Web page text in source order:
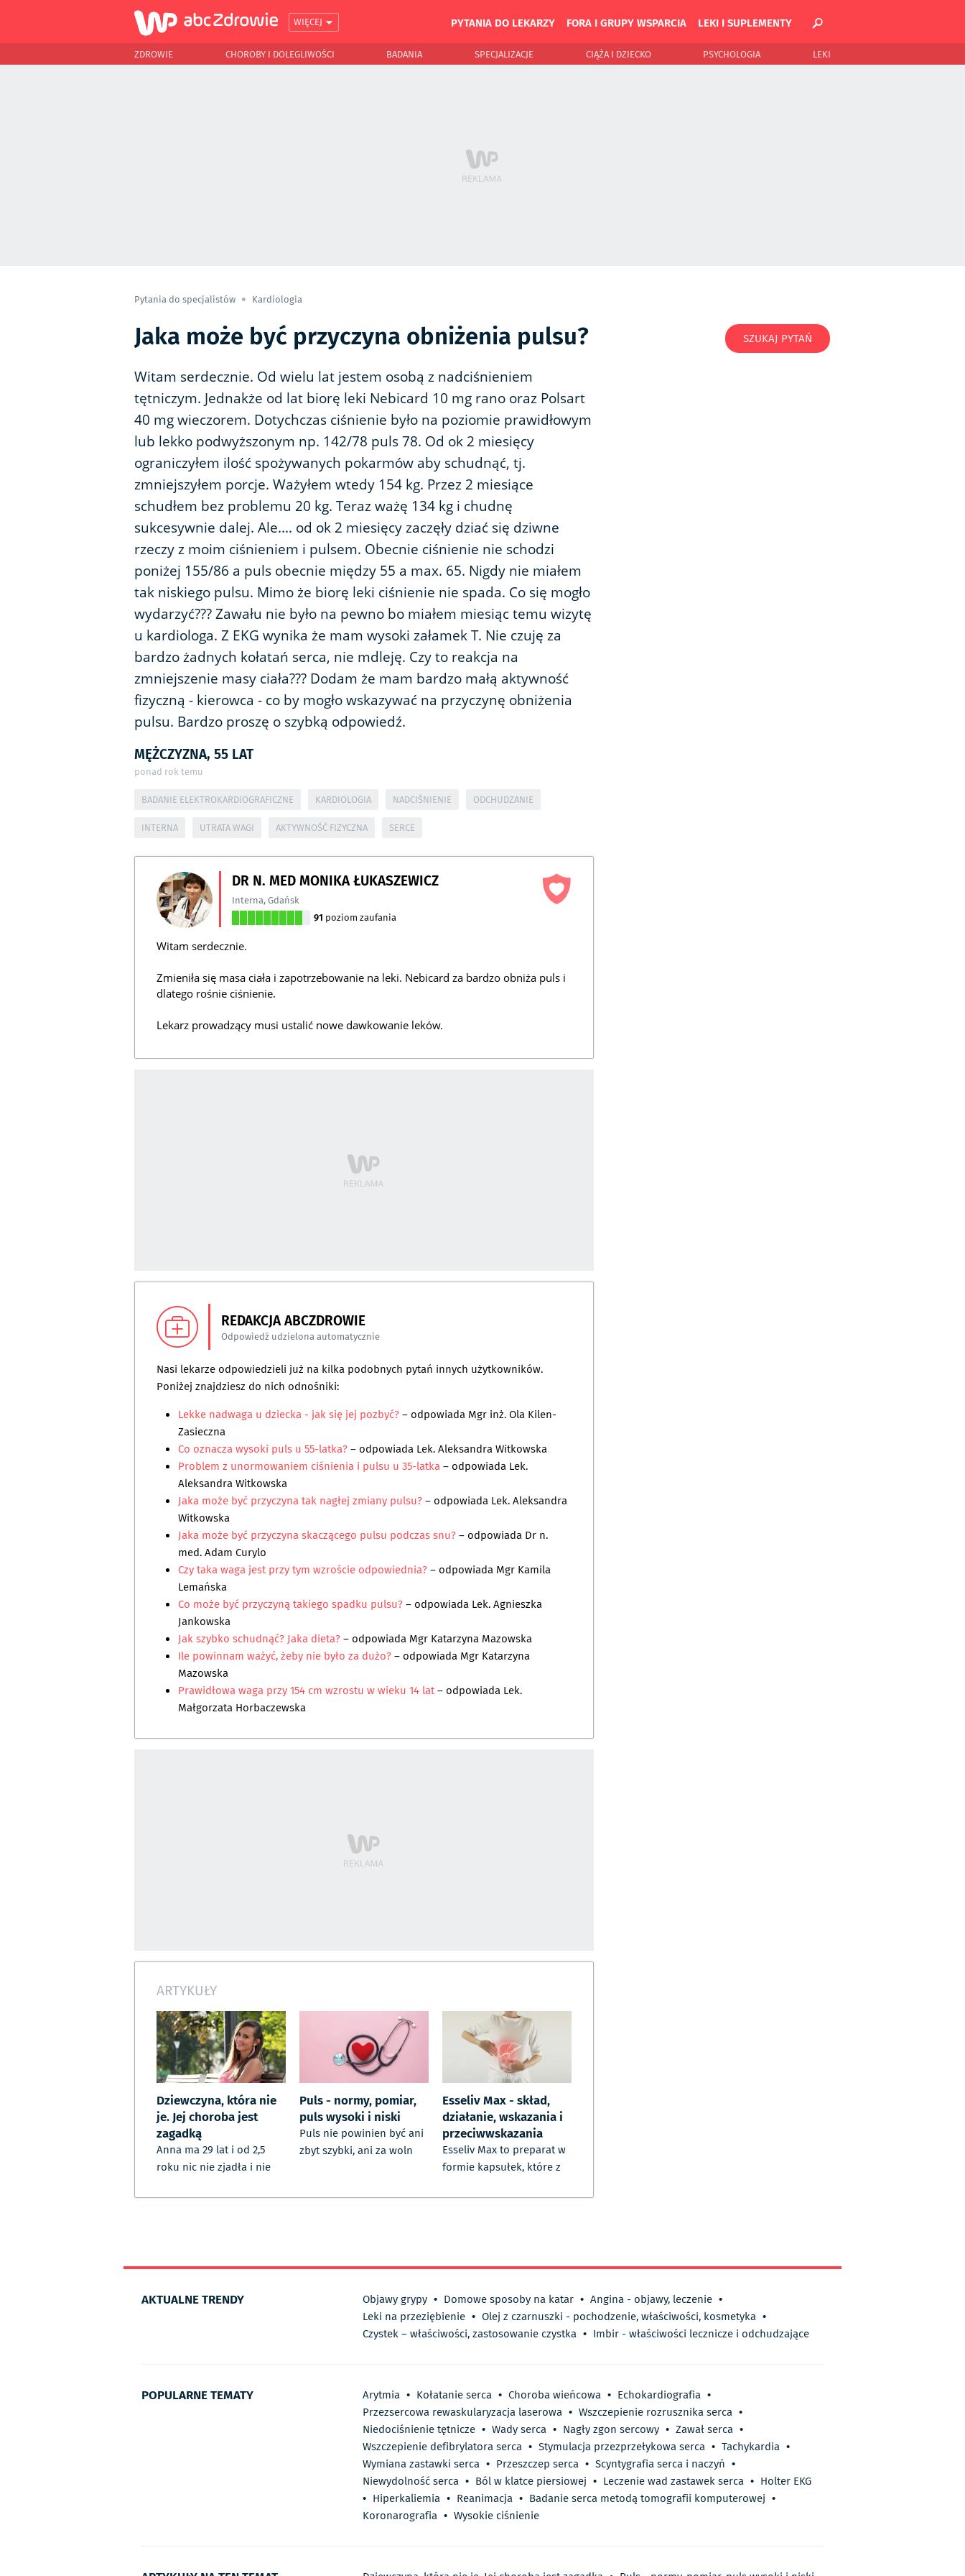
WIĘCEJ PYTANIA DO LEKARZY FORA I GRUPY WSPARCIA LEKI I SUPLEMENTY
ZDROWIE CHOROBY I DOLEGLIWOŚCI BADANIA SPECJALIZACJE CIĄŻA I DZIECKO PSYCHOLOGIA LEKI
Pytania do specjalistów Kardiologia
Jaka może być przyczyna obniżenia pulsu?
Witam serdecznie. Od wielu lat jestem osobą z nadciśnieniem
tętniczym. Jednakże od lat biorę leki Nebicard 10 mg rano oraz Polsart
40 mg wieczorem. Dotychczas ciśnienie było na poziomie prawidłowym
lub lekko podwyższonym np. 142/78 puls 78. Od ok 2 miesięcy
ograniczyłem ilość spożywanych pokarmów aby schudnąć, tj.
zmniejszyłem porcje. Ważyłem wtedy 154 kg. Przez 2 miesiące
schudłem bez problemu 20 kg. Teraz ważę 134 kg i chudnę
sukcesywnie dalej. Ale.... od ok 2 miesięcy zaczęły dziać się dziwne
rzeczy z moim ciśnieniem i pulsem. Obecnie ciśnienie nie schodzi
poniżej 155/86 a puls obecnie między 55 a max. 65. Nigdy nie miałem
tak niskiego pulsu. Mimo że biorę leki ciśnienie nie spada. Co się mogło
wydarzyć??? Zawału nie było na pewno bo miałem miesiąc temu wizytę
u kardiologa. Z EKG wynika że mam wysoki załamek T. Nie czuję za
bardzo żadnych kołatań serca, nie mdleję. Czy to reakcja na
zmniejszenie masy ciała??? Dodam że mam bardzo małą aktywność
fizyczną - kierowca - co by mogło wskazywać na przyczynę obniżenia
pulsu. Bardzo proszę o szybką odpowiedź.
MĘŻCZYZNA, 55 LAT
ponad rok temu
BADANIE ELEKTROKARDIOGRAFICZNE KARDIOLOGIA NADCIŚNIENIE ODCHUDZANIE
INTERNA UTRATA WAGI AKTYWNOŚĆ FIZYCZNA SERCE
DR N. MED MONIKA ŁUKASZEWICZ
Interna,Gdańsk
91 poziom zaufania
Witam serdecznie.
Zmieniła się masa ciała i zapotrzebowanie na leki. Nebicard za bardzo obniża puls i
dlatego rośnie ciśnienie.
Lekarz prowadzący musi ustalić nowe dawkowanie leków.
REDAKCJA ABCZDROWIE
Odpowiedź udzielona automatycznie
Nasi lekarze odpowiedzieli już na kilka podobnych pytań innych użytkowników.
Poniżej znajdziesz do nich odnośniki:
Lekke nadwaga u dziecka - jak się jej pozbyć?– odpowiada Mgr inż. Ola Kilen-
Zasieczna
Co oznacza wysoki puls u 55-latka?– odpowiada Lek. Aleksandra Witkowska
Problem z unormowaniem ciśnienia i pulsu u 35-latka– odpowiada Lek.
Aleksandra Witkowska
Jaka może być przyczyna tak nagłej zmiany pulsu?– odpowiada Lek. Aleksandra
Witkowska
Jaka może być przyczyna skaczącego pulsu podczas snu?– odpowiada Dr n.
med. Adam Curylo
Czy taka waga jest przy tym wzroście odpowiednia?– odpowiada Mgr Kamila
Lemańska
Co może być przyczyną takiego spadku pulsu?– odpowiada Lek. Agnieszka
Jankowska
Jak szybko schudnąć? Jaka dieta?– odpowiada Mgr Katarzyna Mazowska
Ile powinnam ważyć, żeby nie było za dużo?– odpowiada Mgr Katarzyna
Mazowska
Prawidłowa waga przy 154 cm wzrostu w wieku 14 lat– odpowiada Lek.
Małgorzata Horbaczewska
ARTYKUŁY
Dziewczyna, która nie
je. Jej choroba jest
zagadką
Anna ma 29 lat i od 2,5
roku nic nie zjadła i nie
Puls - normy, pomiar,
puls wysoki i niski
Puls nie powinien być ani
zbyt szybki, ani za woln
Esseliv Max - skład,
działanie, wskazania i
przeciwwskazania
Esseliv Max to preparat w
formie kapsułek, które z
SZUKAJ PYTAŃ
AKTUALNE TRENDY Objawy grypy • Domowe sposoby na katar • Angina - objawy, leczenie •
Leki na przeziębienie • Olej z czarnuszki - pochodzenie, właściwości, kosmetyka •
Czystek – właściwości, zastosowanie czystka • Imbir - właściwości lecznicze i odchudzające
POPULARNE TEMATY Arytmia • Kołatanie serca • Choroba wieńcowa • Echokardiografia •
Przezsercowa rewaskularyzacja laserowa • Wszczepienie rozrusznika serca •
Niedociśnienie tętnicze • Wady serca • Nagły zgon sercowy • Zawał serca •
Wszczepienie defibrylatora serca • Stymulacja przezprzełykowa serca • Tachykardia •
Wymiana zastawki serca • Przeszczep serca • Scyntygrafia serca i naczyń •
Niewydolność serca • Ból w klatce piersiowej • Leczenie wad zastawek serca • Holter EKG
• Hiperkaliemia • Reanimacja • Badanie serca metodą tomografii komputerowej •
Koronarografia • Wysokie ciśnienie